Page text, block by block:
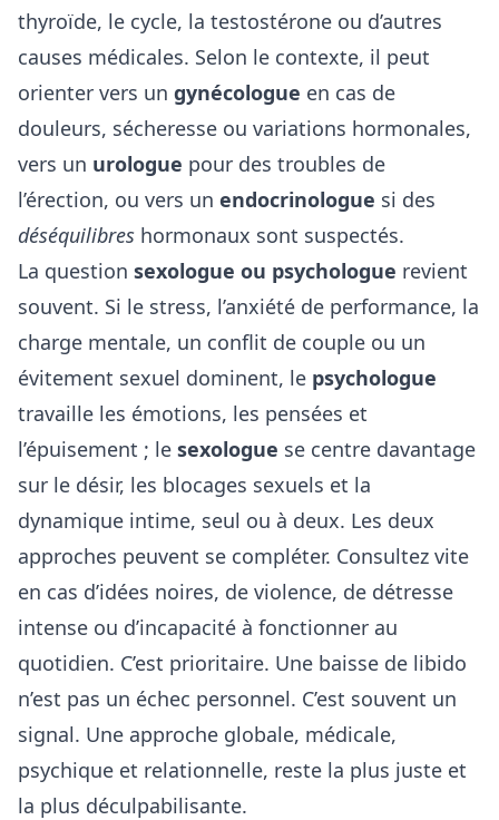
thyroïde, le cycle, la testostérone ou d’autres
causes médicales. Selon le contexte, il peut
orienter vers un gynécologue en cas de
douleurs, sécheresse ou variations hormonales,
vers un urologue pour des troubles de
l’érection, ou vers un endocrinologue si des
déséquilibres hormonaux sont suspectés.
La question sexologue ou psychologue revient
souvent. Si le stress, l’anxiété de performance, la
charge mentale, un conflit de couple ou un
évitement sexuel dominent, le psychologue
travaille les émotions, les pensées et
l’épuisement ; le sexologue se centre davantage
sur le désir, les blocages sexuels et la
dynamique intime, seul ou à deux. Les deux
approches peuvent se compléter. Consultez vite
en cas d’idées noires, de violence, de détresse
intense ou d’incapacité à fonctionner au
quotidien. C’est prioritaire. Une baisse de libido
n’est pas un échec personnel. C’est souvent un
signal. Une approche globale, médicale,
psychique et relationnelle, reste la plus juste et
la plus déculpabilisante.